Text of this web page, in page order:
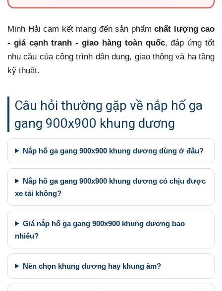
Minh Hải cam kết mang đến sản phẩm chất lượng cao
- giá cạnh tranh - giao hàng toàn quốc, đáp ứng tốt
nhu cầu của công trình dân dụng, giao thông và hạ tầng
kỹ thuật.
Câu hỏi thường gặp về nắp hố ga
gang 900x900 khung dương
Nắp hố ga gang 900x900 khung dương dùng ở đâu?
Nắp hố ga gang 900x900 khung dương có chịu được
xe tải không?
Giá nắp hố ga gang 900x900 khung dương bao
nhiêu?
Nên chọn khung dương hay khung âm?